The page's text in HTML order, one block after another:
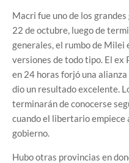
Macri fue uno de los
22 de octubre, luego de
generales, el rumbo de
versiones de todo tipo. El ex
en 24 horas forjó una
dio un resultado excelente.
terminarán de conocerse
cuando el libertario empiece
gobierno.
Hubo otras provincias en